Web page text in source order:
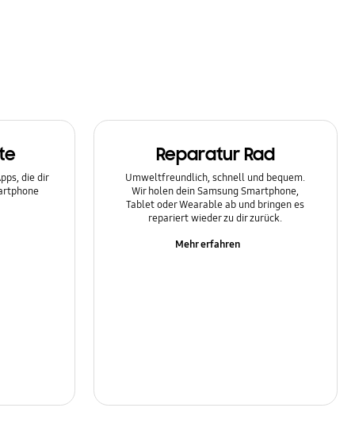
die dir
Reparatur Rad
Umweltfreundlich, schnell und bequem.
Wir holen dein Samsung Smartphone,
Tablet oder Wearable ab und bringen es
repariert wieder zu dir zurück.
Mehr erfahren